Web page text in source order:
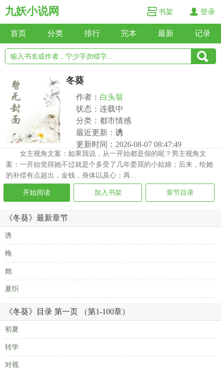
九妖小说网 书架 登录
首页 分类 排行 完本 最新 记录
冬葵
作者： 白头翁
状态：连载中
分类：都市情感
最近更新： 诱
更新时间：2026-08-07 08:47:49
女主视角文案：如果我说，从一开始都是假的呢？男主视角文
案：一开始觉得她不过就是个多受了几年委屈的小姑娘；后来，给她
的补偿有点超出，金钱，身体以及心；再...
开始阅读 加入书架 章节目录
《冬葵》最新章节
诱
晚
她
夏织
《冬葵》目录 第一页 （第1-100章）
初夏
转学
对视